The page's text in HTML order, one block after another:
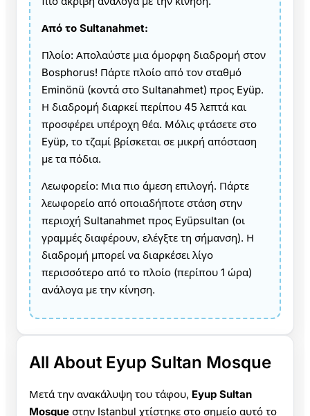
Από το Sultanahmet:
Πλοίο: Απολαύστε μια όμορφη διαδρομή στον
Bosphorus! Πάρτε πλοίο από τον σταθμό
Eminönü (κοντά στο Sultanahmet) προς Eyüp.
Η διαδρομή διαρκεί περίπου 45 λεπτά και
προσφέρει υπέροχη θέα. Μόλις φτάσετε στο
Eyüp, το τζαμί βρίσκεται σε μικρή απόσταση
με τα πόδια.
Λεωφορείο: Μια πιο άμεση επιλογή. Πάρτε
λεωφορείο από οποιαδήποτε στάση στην
περιοχή Sultanahmet προς Eyüpsultan (οι
γραμμές διαφέρουν, ελέγξτε τη σήμανση). Η
διαδρομή μπορεί να διαρκέσει λίγο
περισσότερο από το πλοίο (περίπου 1 ώρα)
ανάλογα με την κίνηση.
All About Eyup Sultan Mosque
Μετά την ανακάλυψη του τάφου, Eyup Sultan
Mosque στην Istanbul χτίστηκε στο σημείο αυτό το